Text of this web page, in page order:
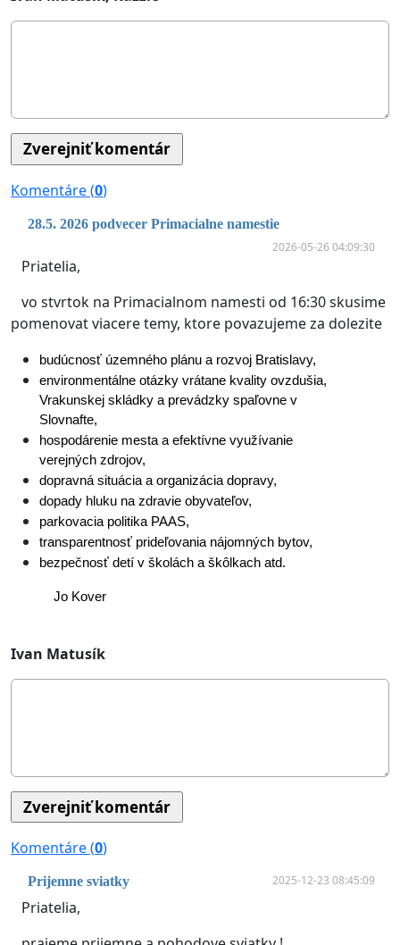
Komentáre (0)
28.5. 2026 podvecer Primacialne namestie
2026-05-26 04:09:30
Priatelia,
vo stvrtok na Primacialnom namesti od 16:30 skusime
pomenovat viacere temy, ktore povazujeme za dolezite
budúcnosť územného plánu a rozvoj Bratislavy,
environmentálne otázky vrátane kvality ovzdušia,
Vrakunskej skládky a prevádzky spaľovne v
Slovnafte,
hospodárenie mesta a efektívne využívanie
verejných zdrojov,
dopravná situácia a organizácia dopravy,
dopady hluku na zdravie obyvateľov,
parkovacia politika PAAS,
transparentnosť prideľovania nájomných bytov,
bezpečnosť detí v školách a škôlkach atd.
Jo Kover
Ivan Matusík
Komentáre (0)
Prijemne sviatky 2025-12-23 08:45:09
Priatelia,